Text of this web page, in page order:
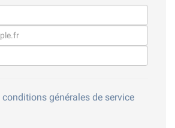
conditions générales de service